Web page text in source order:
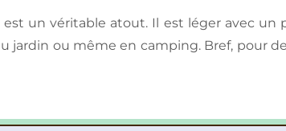
un véritable atout. Il est léger avec un
ou même en camping. Bref, pour